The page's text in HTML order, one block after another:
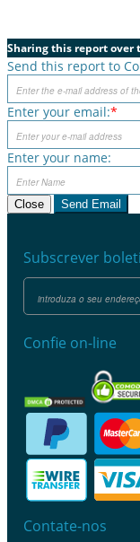
Sharing this report over
Send this report to
Enter your email:*
Enter your name:
Close Send Email
Subscrever
Confie on-line
Contate-nos